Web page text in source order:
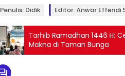
Penulis: Didik Editor: Anwar Effendi
Tarhib Ramadhan 1446 H:
Makna di Taman Bunga